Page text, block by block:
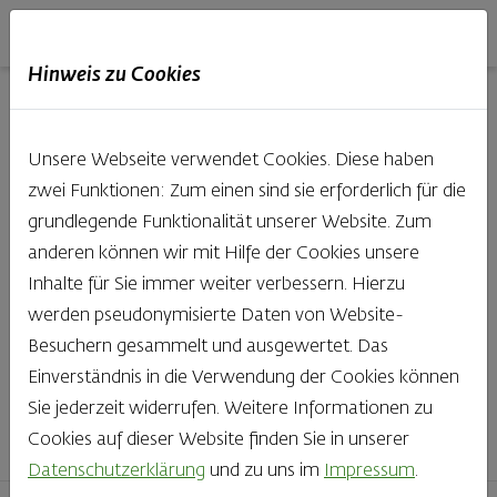
Backstube entdecken
Was gibt es Schöneres, als bei Brot & Gebäck die Qual
der Wahl zu haben? Noch dazu, wenn so großer Wert
auf den kleinen, feinen Unterschied gelegt wird, wie bei
Haubis. Beste Zutaten und Handwerk, das seinen
Namen auch verdient – das schmeckt man einfach!
Finden Sie Ihr Lieblingsprodukt
Hinweis zu Cookies
Unsere Webseite verwendet Cookies. Diese haben
zwei Funktionen: Zum einen sind sie erforderlich für die
grundlegende Funktionalität unserer Website. Zum
anderen können wir mit Hilfe der Cookies unsere
Inhalte für Sie immer weiter verbessern. Hierzu
werden pseudonymisierte Daten von Website-
Besuchern gesammelt und ausgewertet. Das
Einverständnis in die Verwendung der Cookies können
Sie jederzeit widerrufen. Weitere Informationen zu
Cookies auf dieser Website finden Sie in unserer
Datenschutzerklärung und zu uns im Impressum.